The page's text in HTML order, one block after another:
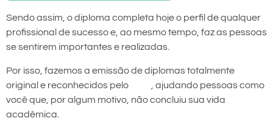
Sendo assim, o diploma completa hoje o perfil de qualquer
profissional de sucesso e, ao mesmo tempo, faz as pessoas
se sentirem importantes e realizadas.
Por isso, fazemos a emissão de diplomas totalmente
original e reconhecidos pelo
, ajudando pessoas como
você que, por algum motivo, não concluiu sua vida
acadêmica.